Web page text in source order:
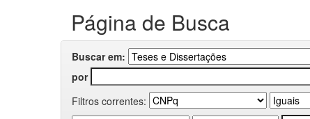
Página de Busca
Buscar em:
por
Filtros correntes: